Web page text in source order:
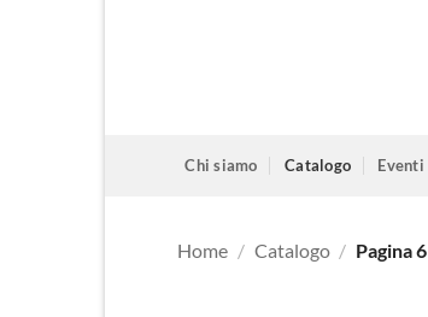
Chi siamo Catalogo Eventi
Home / Catalogo / Pagina 6